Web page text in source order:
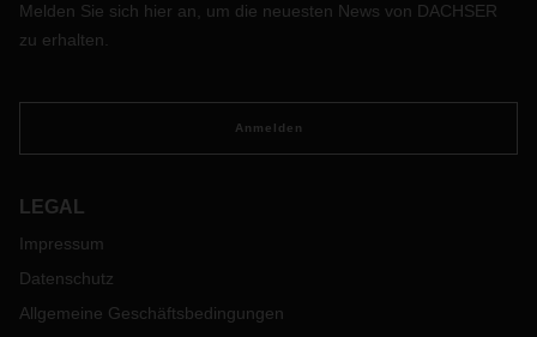
Melden Sie sich hier an, um die neuesten News von DACHSER
zu erhalten.
Anmelden
LEGAL
Impressum
Datenschutz
Allgemeine Geschäftsbedingungen